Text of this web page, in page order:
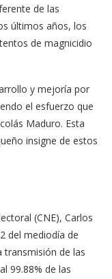
de las
últimos años, los
de magnicidio
y mejoría por
el esfuerzo que
Maduro. Esta
insigne de estos
(CNE), Carlos
del mediodía de
transmisión de las
99.88% de las